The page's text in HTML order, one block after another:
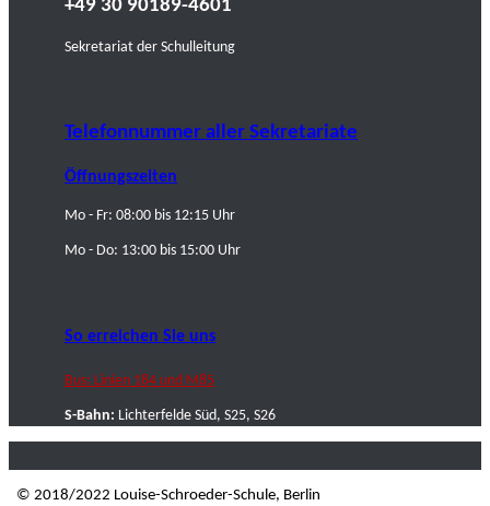
+49 30 90189-4601
Sekretariat der Schulleitung
Telefonnummer aller Sekretariate
Öffnungszeiten
Mo - Fr: 08:00 bis 12:15 Uhr
Mo - Do: 13:00 bis 15:00 Uhr
So erreichen Sie uns
Bus: Linien 184 und M85
S-Bahn: Lichterfelde Süd, S25, S26
© 2018/2022 Louise-Schroeder-Schule, Berlin